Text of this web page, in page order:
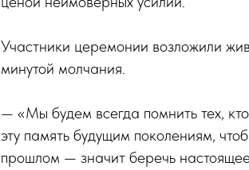
Участники церемонии возложили
минутой молчания.
— «Мы будем всегда помнить тех,
эту память будущим поколениям,
прошлом — значит беречь